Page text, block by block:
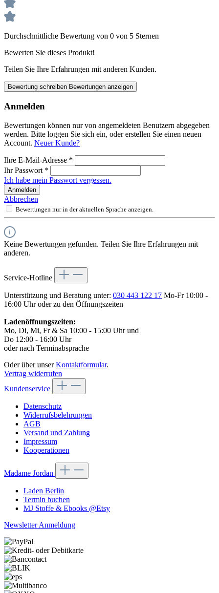
Durchschnittliche Bewertung von 0 von 5 Sternen
Bewerten Sie dieses Produkt!
Teilen Sie Ihre Erfahrungen mit anderen Kunden.
Bewertung schreiben Bewertungen anzeigen
Anmelden
Bewertungen können nur von angemeldeten Benutzern abgegeben
werden. Bitte loggen Sie sich ein, oder erstellen Sie einen neuen
Account. Neuer Kunde?
Ihre E-Mail-Adresse *
Ihr Passwort *
Ich habe mein Passwort vergessen.
Anmelden
Abbrechen
Bewertungen nur in der aktuellen Sprache anzeigen.
Keine Bewertungen gefunden. Teilen Sie Ihre Erfahrungen mit
anderen.
Service-Hotline
Unterstützung und Beratung unter: 030 443 122 17 Mo-Fr 10:00 -
16:00 Uhr oder zu den Öffnungszeiten
Ladenöffnungszeiten:
Mo, Di, Mi, Fr & Sa 10:00 - 15:00 Uhr und
Do 12:00 - 16:00 Uhr
oder nach Terminabsprache
Oder über unserKontaktformular.
Vertrag widerrufen
Kundenservice
Datenschutz
Widerrufsbelehrungen
AGB
Versand und Zahlung
Impressum
Kooperationen
Madame Jordan
Laden Berlin
Termin buchen
MJ Stoffe & Ebooks @Etsy
Newsletter Anmeldung